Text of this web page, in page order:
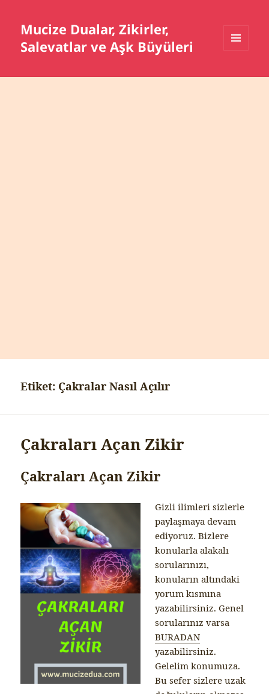
Mucize Dualar, Zikirler,
Salevatlar ve Aşk Büyüleri
BILEŞENLER
Etiket: Çakralar Nasıl Açılır
Çakraları Açan Zikir
Çakraları Açan Zikir
Gizli ilimleri sizlerle
paylaşmaya devam
ediyoruz. Bizlere
konularla alakalı
sorularınızı,
konuların altındaki
yorum kısmına
yazabilirsiniz. Genel
sorularınız varsa
BURADAN
yazabilirsiniz.
Gelelim konumuza.
Bu sefer sizlere uzak